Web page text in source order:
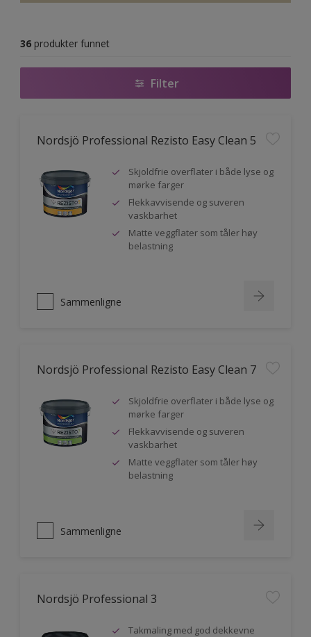
36 produkter funnet
Filter
Nordsjö Professional Rezisto Easy Clean 5
Skjoldfrie overflater i både lyse og
mørke farger
Flekkavvisende og suveren
vaskbarhet
Matte veggflater som tåler høy
belastning
Sammenligne
Nordsjö Professional Rezisto Easy Clean 7
Skjoldfrie overflater i både lyse og
mørke farger
Flekkavvisende og suveren
vaskbarhet
Matte veggflater som tåler høy
belastning
Sammenligne
Nordsjö Professional 3
Takmaling med god dekkevne